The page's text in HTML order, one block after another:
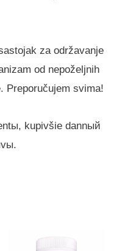
za održavanje
od nepoželjnih
Preporučujem svima!
kupivšie dannый